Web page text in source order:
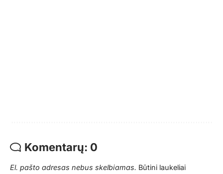
Komentarų: 0
El. pašto adresas nebus skelbiamas. Būtini laukeliai